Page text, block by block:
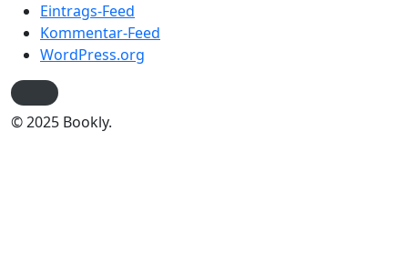
Eintrags-Feed
Kommentar-Feed
WordPress.org
© 2025 Bookly.